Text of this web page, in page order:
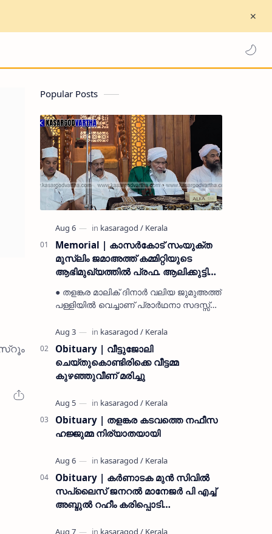
Popular Posts
Memorial | കാസർകോട് സംയുക്ത
മുസ്ലിം ജമാഅത്ത് കമ്മിറ്റിയുടെ
ആഭിമുഖ്യത്തിൽ പ്രഫ. ആലിക്കുട്ടി
മുസ്ലിയാർ അനുസ്മരണം നടത്തി
● തളങ്കര മാലിക് ദിനാർ വലിയ ജുമുഅത്ത്
പള്ളിയിൽ വെച്ചാണ് പ്രാർഥനാ സദസ്സ്
ഉമർ മുസ്ലിയാർ പരിപാടിക്ക് നേതൃത്വം
നൽകി കാസ…
Obituary | വീട്ടുജോലി
ചെയ്തുകൊണ്ടിരിക്കെ വീട്ടമ്മ
കുഴഞ്ഞുവീണ് മരിച്ചു
Obituary | തളങ്കര കടവത്തെ നഫീസ
ഹജ്ജുമ്മ നിര്യാതയായി
Obituary | കർണാടക മുൻ സിവില്‍
സപ്ലൈസ് ജനറൽ മാനേജർ പി എച്ച്
അബ്ദുൽ റഹീം കരിപ്പൊടി